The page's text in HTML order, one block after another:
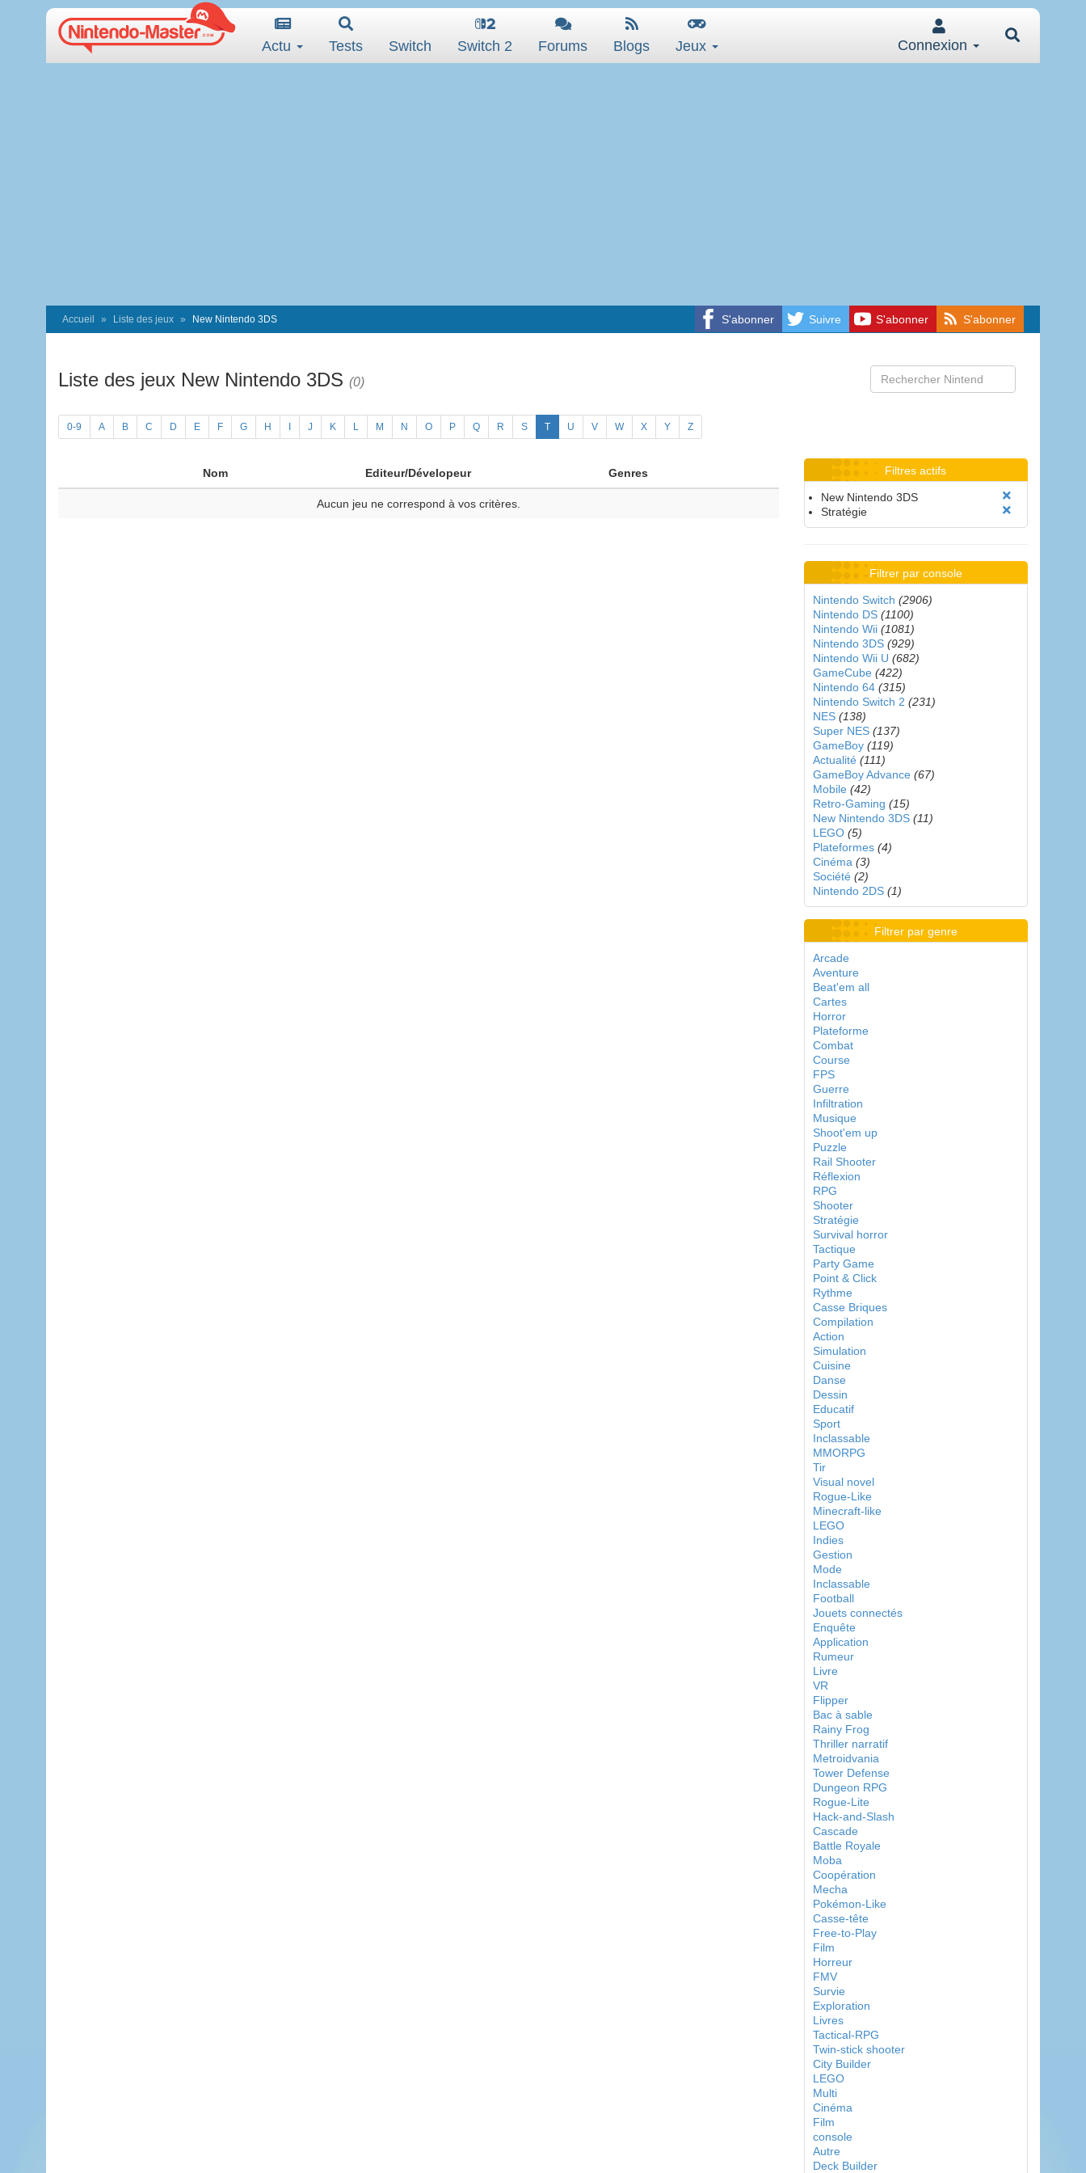
Actu Tests Switch Switch 2 Forums Blogs Jeux Connexion
S'abonner Suivre S'abonner S'abonner
Accueil Liste des jeux New Nintendo 3DS
Liste des jeux New Nintendo 3DS (0)
0-9 A B C D E F G H J K L M N O P Q R S T U V W X Y Z
Nom Editeur/Dévelopeur Genres
Aucun jeu ne correspond à vos critères.
Filtres actifs
New Nintendo 3DS
Stratégie
Filtrer par console
Nintendo Switch (2906)
Nintendo DS (1100)
Nintendo Wii (1081)
Nintendo 3DS (929)
Nintendo Wii U (682)
GameCube (422)
Nintendo 64 (315)
Nintendo Switch 2 (231)
NES (138)
Super NES (137)
GameBoy (119)
Actualité (111)
GameBoy Advance (67)
Mobile (42)
Retro-Gaming (15)
New Nintendo 3DS (11)
LEGO (5)
Plateformes (4)
Cinéma (3)
Société (2)
Nintendo 2DS (1)
Filtrer par genre
Arcade
Aventure
Beat'em all
Cartes
Horror
Plateforme
Combat
Course
FPS
Guerre
Infiltration
Musique
Shoot'em up
Puzzle
Rail Shooter
Réflexion
RPG
Shooter
Stratégie
Survival horror
Tactique
Party Game
Point & Click
Rythme
Casse Briques
Compilation
Action
Simulation
Cuisine
Danse
Dessin
Educatif
Sport
Inclassable
MMORPG
Tir
Visual novel
Rogue-Like
Minecraft-like
LEGO
Indies
Gestion
Mode
Inclassable
Football
Jouets connectés
Enquête
Application
Rumeur
Livre
VR
Flipper
Bac à sable
Rainy Frog
Thriller narratif
Metroidvania
Tower Defense
Dungeon RPG
Rogue-Lite
Hack-and-Slash
Cascade
Battle Royale
Moba
Coopération
Mecha
Pokémon-Like
Casse-tête
Free-to-Play
Film
Horreur
FMV
Survie
Exploration
Livres
Tactical-RPG
Twin-stick shooter
City Builder
LEGO
Multi
Cinéma
Film
console
Autre
Deck Builder